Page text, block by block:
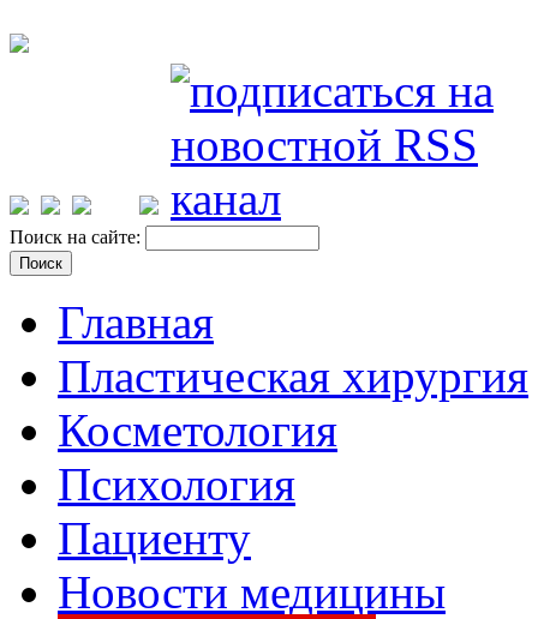
Поиск на сайте:
Главная
Пластическая хирургия
Косметология
Психология
Пациенту
Новости медицины